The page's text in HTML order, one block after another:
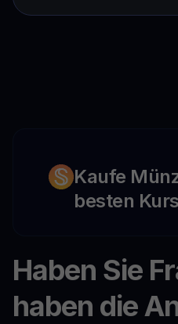
Kaufe
besten Kurs
Haben Sie
haben die